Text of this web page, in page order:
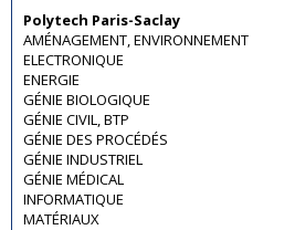
Polytech Paris-Saclay
AMÉNAGEMENT, ENVIRONNEMENT
ELECTRONIQUE
ENERGIE
GÉNIE BIOLOGIQUE
GÉNIE CIVIL, BTP
GÉNIE DES PROCÉDÉS
GÉNIE INDUSTRIEL
GÉNIE MÉDICAL
INFORMATIQUE
MATÉRIAUX